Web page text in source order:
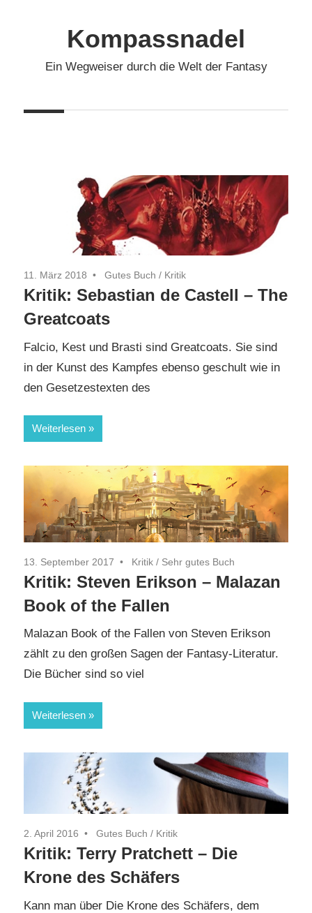
Kompassnadel
Ein Wegweiser durch die Welt der Fantasy
11. März 2018 Gutes Buch / Kritik
Kritik: Sebastian de Castell – The
Greatcoats
Falcio, Kest und Brasti sind Greatcoats. Sie sind
in der Kunst des Kampfes ebenso geschult wie in
den Gesetzestexten des
Weiterlesen
13. September 2017 Kritik / Sehr gutes Buch
Kritik: Steven Erikson – Malazan
Book of the Fallen
Malazan Book of the Fallen von Steven Erikson
zählt zu den großen Sagen der Fantasy-Literatur.
Die Bücher sind so viel
Weiterlesen
2. April 2016 Gutes Buch / Kritik
Kritik: Terry Pratchett – Die
Krone des Schäfers
Kann man über Die Krone des Schäfers, dem